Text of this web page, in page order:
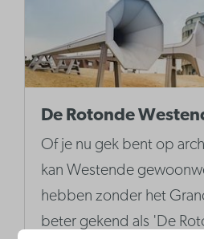
De Rotonde
Of je nu gek bent op
kan Westende
hebben zonder het
beter gekend als 'De